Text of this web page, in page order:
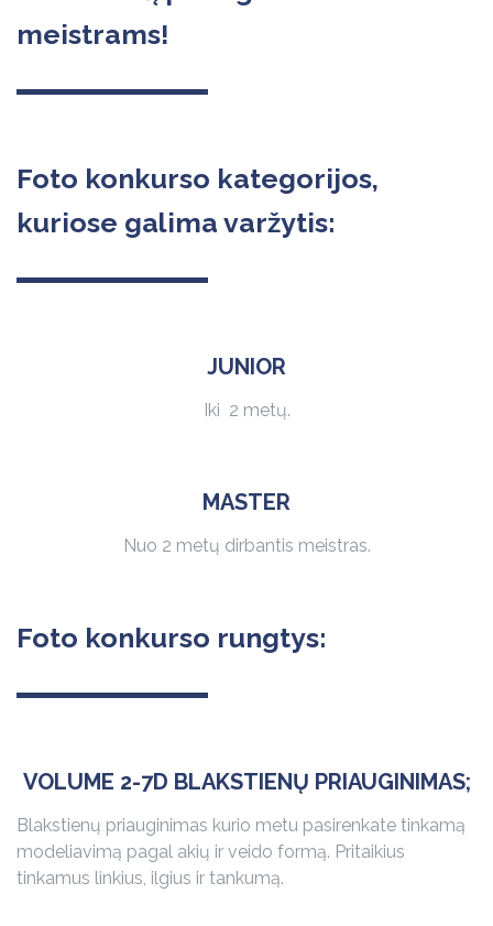
meistrams!
Foto konkurso kategorijos,
kuriose galima varžytis:
JUNIOR
Iki 2 metų.
MASTER
Nuo 2 metų dirbantis meistras.
Foto konkurso rungtys:
VOLUME 2-7D BLAKSTIENŲ PRIAUGINIMAS;
Blakstienų priauginimas kurio metu pasirenkate tinkamą
modeliavimą pagal akių ir veido formą. Pritaikius
tinkamus linkius, ilgius ir tankumą.